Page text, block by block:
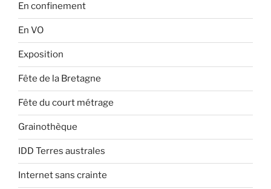
En confinement
En VO
Exposition
Fête de la Bretagne
Fête du court métrage
Grainothèque
IDD Terres australes
Internet sans crainte